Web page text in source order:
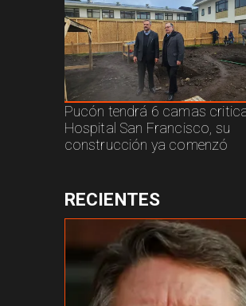
Pucón tendrá 6 camas
Hospital San Francisco, su
construcción ya comenzó
RECIENTES